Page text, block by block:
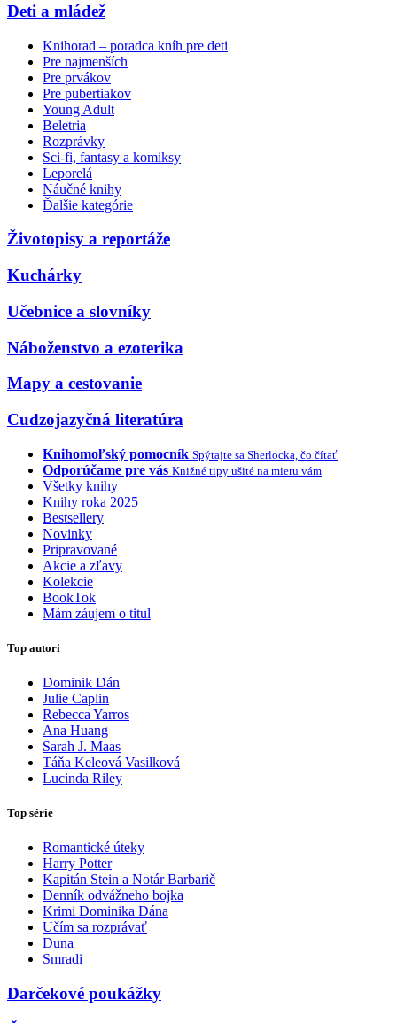
Deti a mládež
Knihorad – poradca kníh pre deti
Pre najmenších
Pre prvákov
Pre pubertiakov
Young Adult
Beletria
Rozprávky
Sci-fi, fantasy a komiksy
Leporelá
Náučné knihy
Ďalšie kategórie
Životopisy a reportáže
Kuchárky
Učebnice a slovníky
Náboženstvo a ezoterika
Mapy a cestovanie
Cudzojazyčná literatúra
Knihomoľský pomocník Spýtajte sa Sherlocka, čo čítať
Odporúčame pre vás Knižné tipy ušité na mieru vám
Všetky knihy
Knihy roka 2025
Bestsellery
Novinky
Pripravované
Akcie a zľavy
Kolekcie
BookTok
Mám záujem o titul
Top autori
Dominik Dán
Julie Caplin
Rebecca Yarros
Ana Huang
Sarah J. Maas
Táňa Keleová Vasilková
Lucinda Riley
Top série
Romantické úteky
Harry Potter
Kapitán Stein a Notár Barbarič
Denník odvážneho bojka
Krimi Dominika Dána
Učím sa rozprávať
Duna
Smradi
Darčekové poukážky